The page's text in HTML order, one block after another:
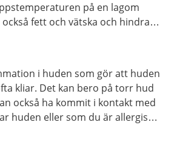
på en lagom
fett och vätska och hindrar
i huden som gör att huden
kliar. Det kan bero på torr hud
också ha kommit i kontakt med
huden eller som du är allergisk